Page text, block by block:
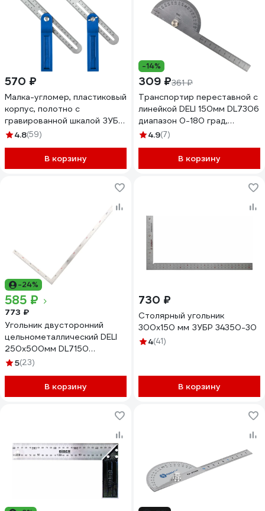
570 ₽
Малка-угломер, пластиковый
корпус, полотно с
гравированной шкалой ЗУБР
Малка 250 мм 3428_z02
4.8(59)
В корзину
-14%
309 ₽361 ₽
Транспортир переставной с
линейкой DELI 150мм DL7306
диапазон 0-180 град,
нержавеющая сталь 178775
4.9(7)
В корзину
-24%
585 ₽
773 ₽
Угольник двусторонний
цельнометаллический DELI
250х500мм DL7150
нержавеющая сталь 212966
5(23)
В корзину
730 ₽
Столярный угольник
300х150 мм ЗУБР 34350-30
4(41)
В корзину